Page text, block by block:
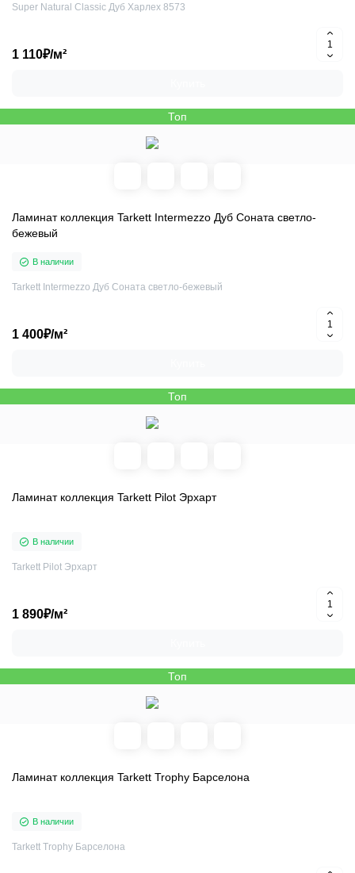
Super Natural Classic Дуб Харлех 8573
1 110₽/м²
Топ
Ламинат коллекция Tarkett Intermezzo Дуб Соната светло-
бежевый
В наличии
Tarkett Intermezzo Дуб Соната светло-бежевый
1 400₽/м²
Топ
Ламинат коллекция Tarkett Pilot Эрхарт
В наличии
Tarkett Pilot Эрхарт
1 890₽/м²
Топ
Ламинат коллекция Tarkett Trophy Барселона
В наличии
Tarkett Trophy Барселона